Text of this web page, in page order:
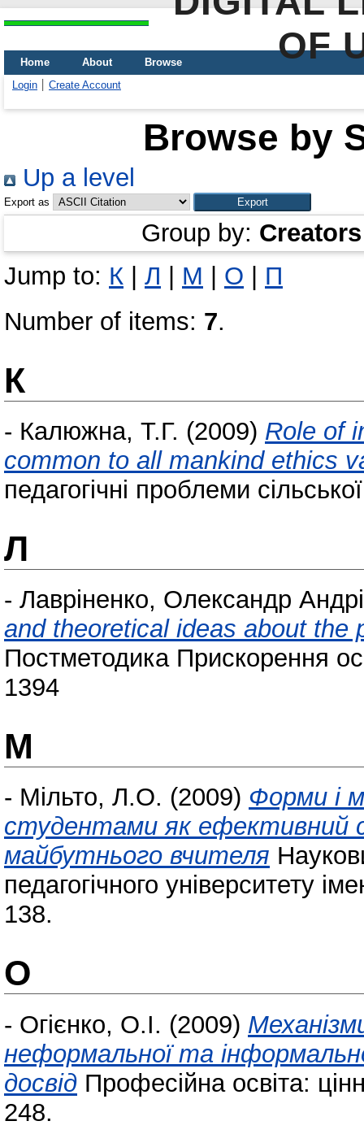
OF
Home About
Browse
Login
Create Account
Browse by
Up a level
Export as
Group by: Creators
Jump to: К Л М О
П
Number of items: 7.
К
- Калюжна, Т.Г. (2009) Role of
common to all mankind ethics
педагогічні проблеми
Л
- Лавріненко, Олександр
and theoretical ideas about the
Постметодика Прискорення
1394
М
- Мільто, Л.О. (2009) Форми і
студентами як ефективний
майбутнього вчителя
педагогічного університету
138.
О
- Огієнко, О.І. (2009)
неформальної та
досвід Професійна освіта:
248.